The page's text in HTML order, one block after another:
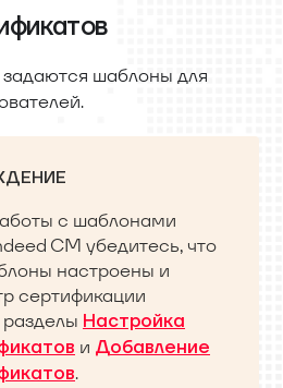
задаются шаблоны для
с шаблонами
CM убедитесь, что
настроены и
сертификации
Настройка
и Добавление
.